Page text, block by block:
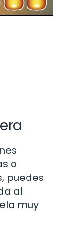
o
puedes
al
muy